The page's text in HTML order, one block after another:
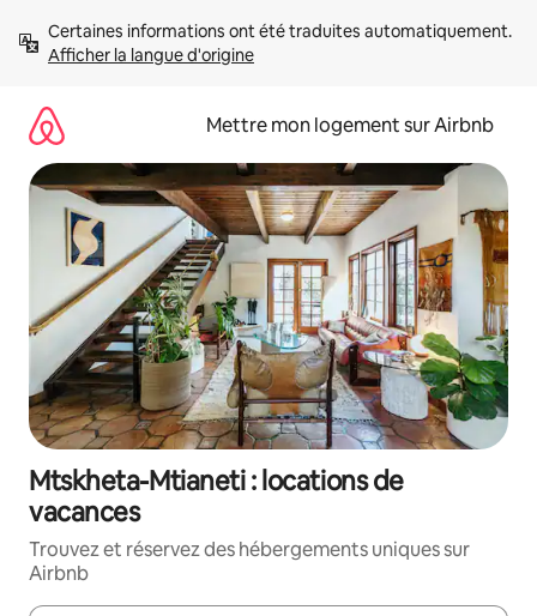
directement
Afficher la langue d'origine
Mettre mon logement sur Airbnb
Mtskheta-Mtianeti : locations de
vacances
Trouvez et réservez des hébergements uniques sur
Airbnb